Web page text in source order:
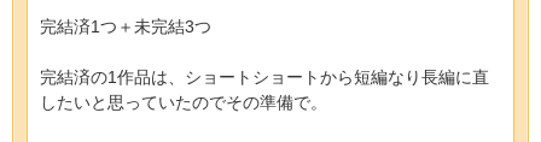
完結済1つ＋未完結3つ
完結済の1作品は、ショートショートから短編なり長編に直
したいと思っていたのでその準備で。